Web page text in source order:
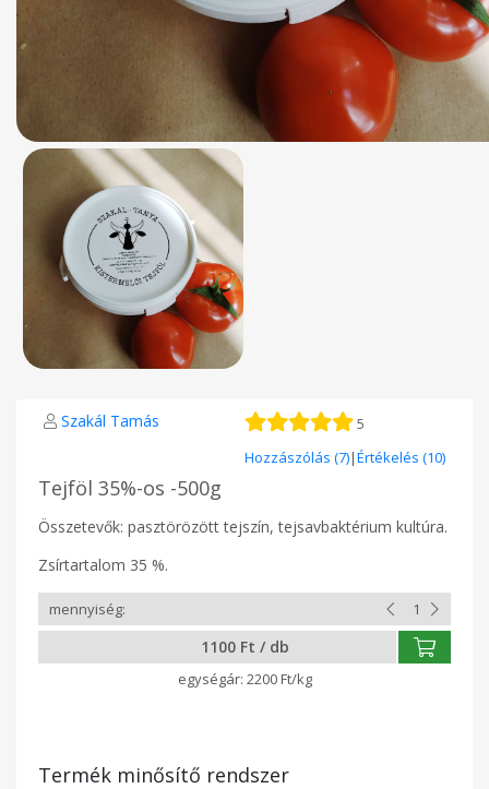
Szakál Tamás 5
Hozzászólás (7)|Értékelés (10)
Tejföl 35%-os -500g
Összetevők: pasztörözött tejszín, tejsavbaktérium kultúra.
Zsírtartalom 35 %.
1100 Ft / db
2200 Ft/kg
Termék minősítő rendszer